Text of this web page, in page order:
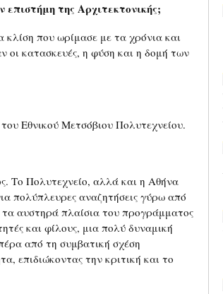
της Αρχιτεκτονικής;
που ωρίμασε με τα χρόνια και
οι κατασκευές, η φύση και η δομή των
Εθνικού Μετσόβιου Πολυτεχνείου.
Το Πολυτεχνείο, αλλά και η Αθήνα
πολύπλευρες αναζητήσεις γύρω από
τα αυστηρά πλαίσια του προγράμματος
και φίλους, μια πολύ δυναμική
από τη συμβατική σχέση
επιδιώκοντας την κριτική και το